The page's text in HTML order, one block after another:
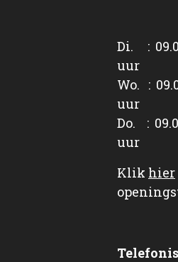
Di. :
uur
Wo. :
uur
Do. :
uur
Klik hier